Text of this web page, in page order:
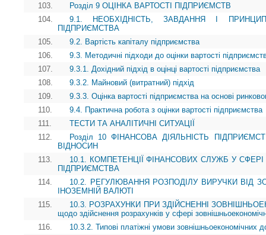
103.
Розділ 9 ОЦІНКА ВАРТОСТІ ПІДПРИЄМСТВ
104.
9.1. НЕОБХІДНІСТЬ, ЗАВДАННЯ І
ПІДПРИЄМСТВА
105.
9.2. Вартість капіталу підприємства
106.
9.3. Методичні підходи до оцінки вартості
107.
9.3.1. Дохідний підхід в оцінці вартості підприємства
108.
9.3.2. Майновий (витратний) підхід
109.
9.3.3. Оцінка вартості підприємства на основі
110.
9.4. Практична робота з оцінки вартості підприємства
111.
ТЕСТИ ТА АНАЛІТИЧНІ СИТУАЦІЇ
112.
Розділ 10 ФІНАНСОВА ДІЯЛЬНІСТЬ
ВІДНОСИН
113.
10.1. КОМПЕТЕНЦІЇ ФІНАНСОВИХ СЛУЖБ У
ПІДПРИЄМСТВА
114.
10.2. РЕГУЛЮВАННЯ РОЗПОДІЛУ ВИРУЧКИ ВІД
ІНОЗЕМНІЙ ВАЛЮТІ
115.
10.3. РОЗРАХУНКИ ПРИ ЗДІЙСНЕННІ
щодо здійснення розрахунків у сфері
116.
10.3.2. Типові платіжні умови зовнішньоекономічних